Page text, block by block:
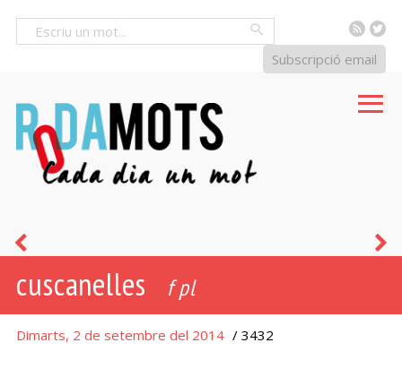
RSS
Subscripció email
cuscanelles f pl
Dimarts, 2 de setembre del 2014 / 3432
aplegar
i
envasar